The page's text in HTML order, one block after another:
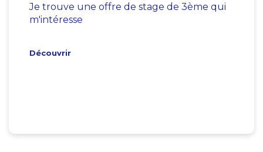
Je trouve une offre de stage de 3ème qui
m'intéresse
Découvrir